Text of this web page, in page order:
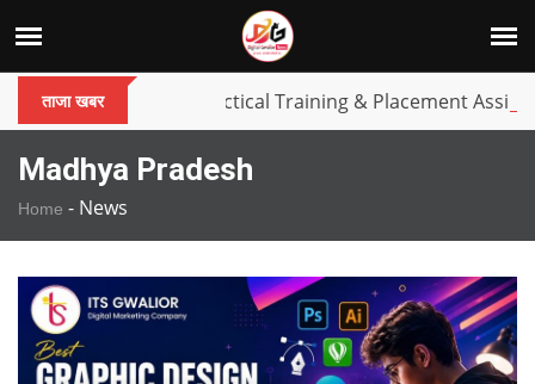
08 Aug 2026
ताजा खबर
– 100% Practical Training & Placement Assistance
Madhya Pradesh
Home - News